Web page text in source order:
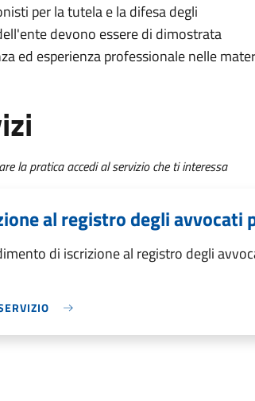
per la tutela e la difesa degli
devono essere di dimostrata
ed esperienza professionale nelle
la pratica accedi al servizio che ti interessa
al registro degli avvocati
di iscrizione al registro degli